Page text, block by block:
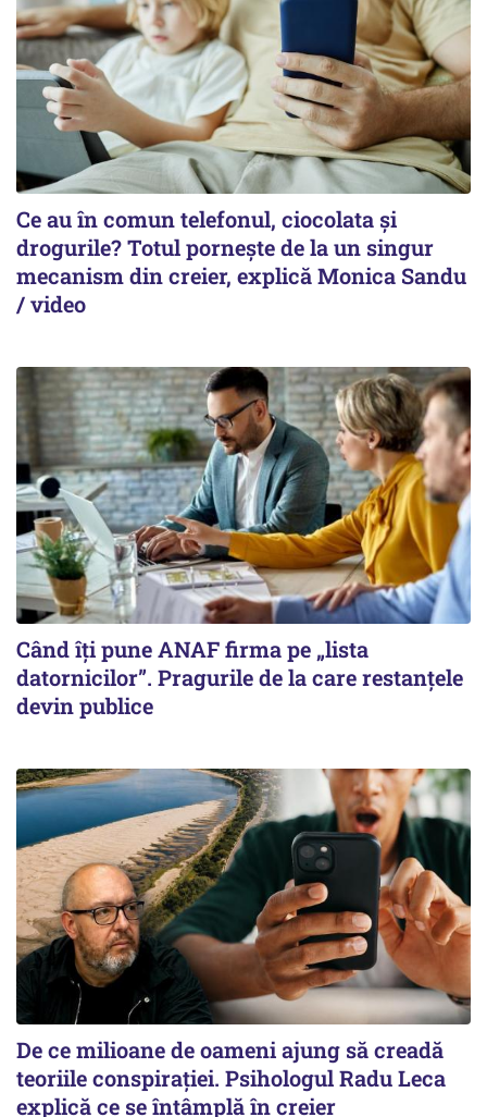
Ce au în comun telefonul, ciocolata și
drogurile? Totul pornește de la un singur
mecanism din creier, explică Monica Sandu
/ video
Când îți pune ANAF firma pe „lista
datornicilor”. Pragurile de la care restanțele
devin publice
De ce milioane de oameni ajung să creadă
teoriile conspirației. Psihologul Radu Leca
explică ce se întâmplă în creier